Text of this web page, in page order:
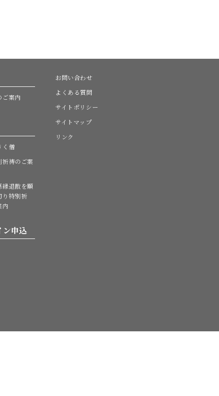
ご案内
く僧
祈祷のご案
縁退散を願
り特別祈
内
ン申込
お問い合わせ
よくある質問
サイトポリシー
サイトマップ
リンク